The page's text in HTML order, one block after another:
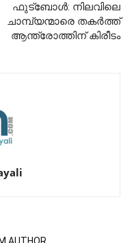
ഫുട്ബോൾ: നിലവിലെ
ചാമ്പ്യന്മാരെ തകർത്ത്
ആന്ത്രോത്തിന് കിരീടം